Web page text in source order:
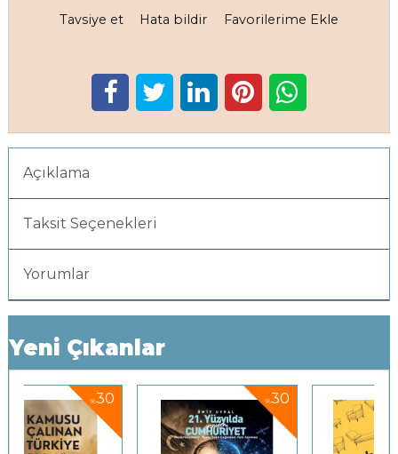
Tavsiye et Hata bildir Favorilerime Ekle
Açıklama
Taksit Seçenekleri
Yorumlar
Yeni Çıkanlar
%30 %25